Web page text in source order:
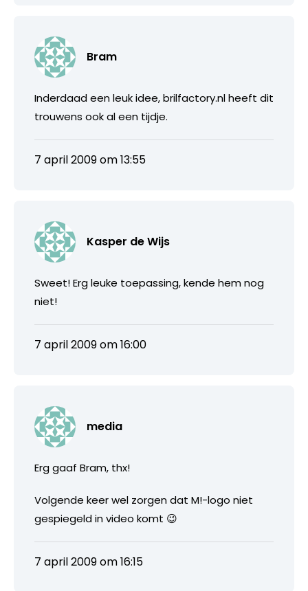
Bram
Inderdaad een leuk idee, brilfactory.nl heeft dit
trouwens ook al een tijdje.
7 april 2009 om 13:55
Kasper de Wijs
Sweet! Erg leuke toepassing, kende hem nog
niet!
7 april 2009 om 16:00
media
Erg gaaf Bram, thx!
Volgende keer wel zorgen dat M!-logo niet
gespiegeld in video komt 😉
7 april 2009 om 16:15